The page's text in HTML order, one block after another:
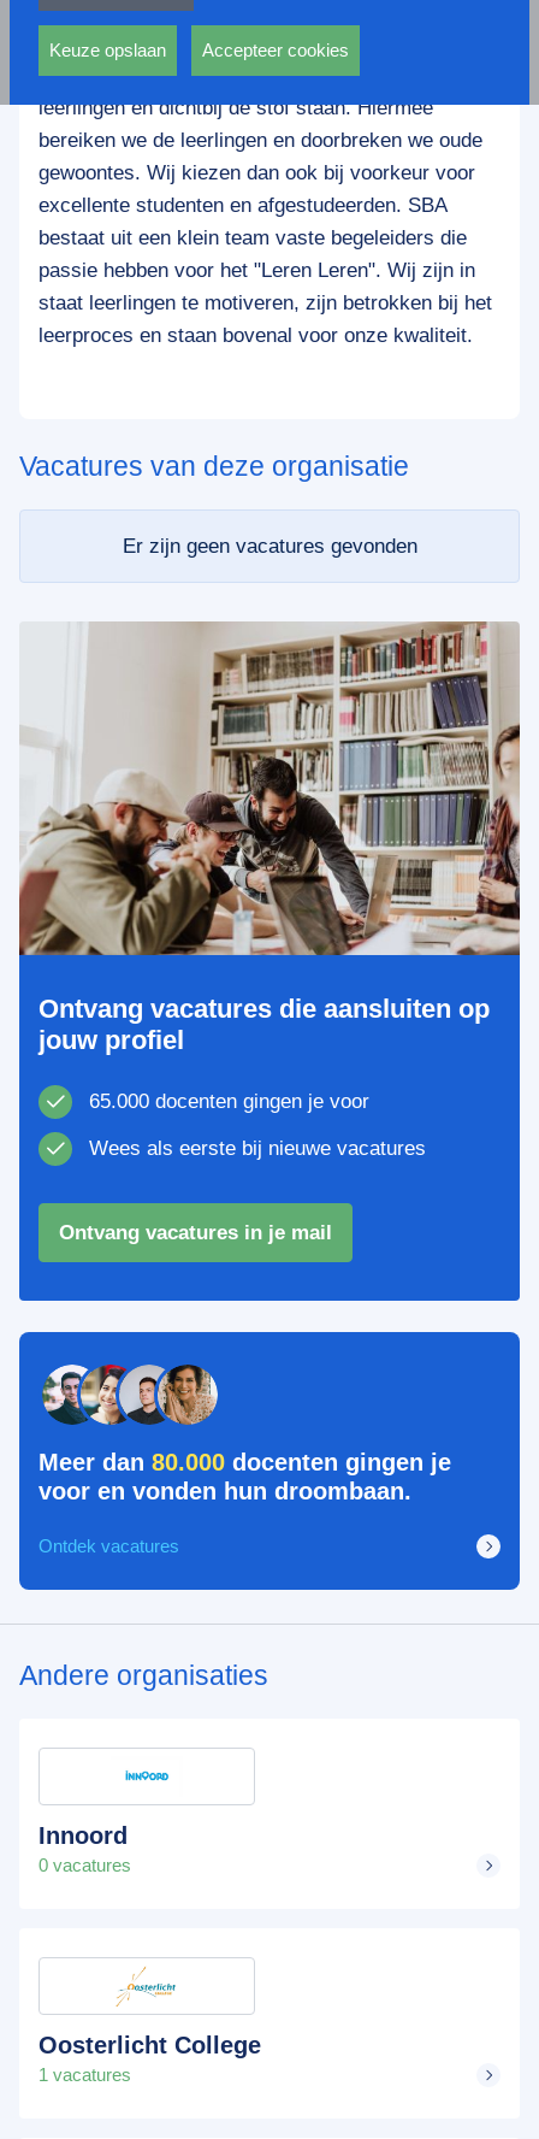
Goede begeleiding begint bij excellente
begeleiders. Wij vinden het belangrijk dat onze
begeleiders dezelfde taal spreken als onze
leerlingen en dichtbij de stof staan. Hiermee
bereiken we de leerlingen en doorbreken we oude
gewoontes. Wij kiezen dan ook bij voorkeur voor
excellente studenten en afgestudeerden. SBA
bestaat uit een klein team vaste begeleiders die
passie hebben voor het "Leren Leren". Wij zijn in
staat leerlingen te motiveren, zijn betrokken bij het
leerproces en staan bovenal voor onze kwaliteit.
Vacatures van deze organisatie
Er zijn geen vacatures gevonden
Ontvang vacatures die aansluiten op
jouw profiel
65.000 docenten gingen je voor
Wees als eerste bij nieuwe vacatures
Ontvang vacatures in je mail
Meer dan 80.000 docenten gingen je
voor en vonden hun droombaan.
Ontdek vacatures
Andere organisaties
Innoord
0 vacatures
Oosterlicht College
1 vacatures
andere wordt voorkomen dat dezelfde advertentie
voortdurend verschijnt.
Keuze opslaan Accepteer cookies